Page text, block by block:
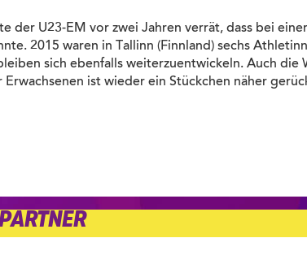
der U23-EM vor zwei Jahren verrät, dass bei
2015 waren in Tallinn (Finnland) sechs
sich ebenfalls weiterzuentwickeln. Auch
ist wieder ein Stückchen näher